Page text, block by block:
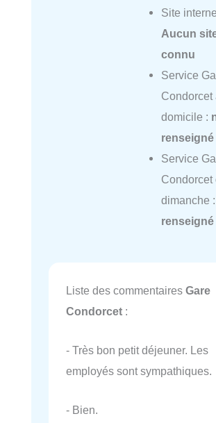
Site
Aucun
connu
Service
Condorcet
domicile :
renseigné
Service
Condorcet
dimanche :
renseigné
Liste des commentaires Gare
Condorcet :
- Très bon petit déjeuner. Les
employés sont sympathiques.
- Bien.